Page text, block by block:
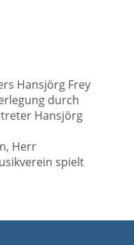
Hansjörg Frey
durch
Hansjörg
Herr
spielt